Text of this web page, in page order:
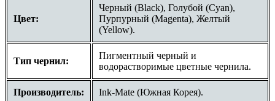
Цвет:
Черный (Black), Голубой (Cyan),
Пурпурный (Magenta), Желтый
(Yellow).
Тип чернил:
Пигментный черный и
водорастворимые цветные чернила.
Производитель: Ink-Mate (Южная Корея).